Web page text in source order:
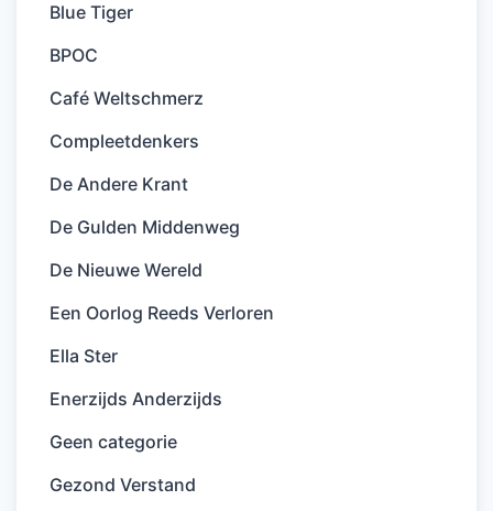
Blue Tiger
BPOC
Café Weltschmerz
Compleetdenkers
De Andere Krant
De Gulden Middenweg
De Nieuwe Wereld
Een Oorlog Reeds Verloren
Ella Ster
Enerzijds Anderzijds
Geen categorie
Gezond Verstand